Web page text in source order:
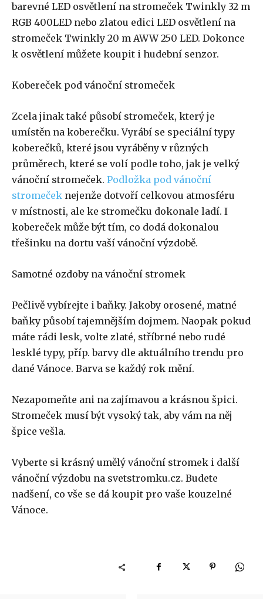
barevné LED osvětlení na stromeček Twinkly 32 m
RGB 400LED nebo zlatou edici LED osvětlení na
stromeček Twinkly 20 m AWW 250 LED. Dokonce
k osvětlení můžete koupit i hudební senzor.
Kobereček pod vánoční stromeček
Zcela jinak také působí stromeček, který je
umístěn na koberečku. Vyrábí se speciální typy
koberečků, které jsou vyráběny v různých
průměrech, které se volí podle toho, jak je velký
vánoční stromeček. Podložka pod vánoční
stromeček nejenže dotvoří celkovou atmosféru
v místnosti, ale ke stromečku dokonale ladí. I
kobereček může být tím, co dodá dokonalou
třešinku na dortu vaší vánoční výzdobě.
Samotné ozdoby na vánoční stromek
Pečlivě vybírejte i baňky. Jakoby orosené, matné
baňky působí tajemnějším dojmem. Naopak pokud
máte rádi lesk, volte zlaté, stříbrné nebo rudé
lesklé typy, příp. barvy dle aktuálního trendu pro
dané Vánoce. Barva se každý rok mění.
Nezapomeňte ani na zajímavou a krásnou špici.
Stromeček musí být vysoký tak, aby vám na něj
špice vešla.
Vyberte si krásný umělý vánoční stromek i další
vánoční výzdobu na svetstromku.cz. Budete
nadšení, co vše se dá koupit pro vaše kouzelné
Vánoce.